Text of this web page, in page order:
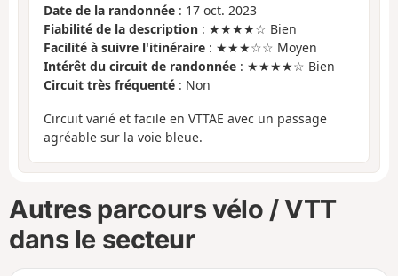
Date de la randonnée : 17 oct. 2023
Fiabilité de la description : ★★★★☆ Bien
Facilité à suivre l'itinéraire : ★★★☆☆ Moyen
Intérêt du circuit de randonnée : ★★★★☆ Bien
Circuit très fréquenté : Non
Circuit varié et facile en VTTAE avec un passage
agréable sur la voie bleue.
Autres parcours vélo / VTT
dans le secteur